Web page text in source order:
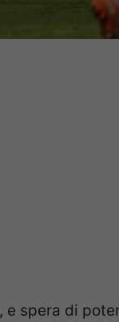
, e spera di